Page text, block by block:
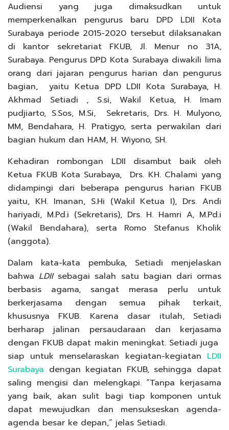
Audiensi yang juga dimaksudkan untuk
memperkenalkan pengurus baru DPD LDII Kota
Surabaya periode 2015-2020 tersebut dilaksanakan
di kantor sekretariat FKUB, Jl. Menur no 31A,
Surabaya. Pengurus DPD Kota Surabaya diwakili lima
orang dari jajaran pengurus harian dan pengurus
bagian, yaitu Ketua DPD LDII Kota Surabaya, H.
Akhmad Setiadi , S.si, Wakil Ketua, H. Imam
pudjiarto, S.Sos, M.Si, Sekretaris, Drs. H. Mulyono,
MM, Bendahara, H. Pratigyo, serta perwakilan dari
bagian hukum dan HAM, H. Wiyono, SH.
Kehadiran rombongan LDII disambut baik oleh
Ketua FKUB Kota Surabaya, Drs. KH. Chalami yang
didampingi dari beberapa pengurus harian FKUB
yaitu, KH. Imanan, S.Hi (Wakil Ketua I), Drs. Andi
hariyadi, M.Pd.i (Sekretaris), Drs. H. Hamri A, M.Pd.i
(Wakil Bendahara), serta Romo Stefanus Kholik
(anggota).
Dalam kata-kata pembuka, Setiadi menjelaskan
bahwa LDIIsebagai salah satu bagian dari ormas
berbasis agama, sangat merasa perlu untuk
berkerjasama dengan semua pihak terkait,
khususnya FKUB. Karena dasar itulah, Setiadi
berharap jalinan persaudaraan dan kerjasama
dengan FKUB dapat makin meningkat. Setiadi juga
siap untuk menselaraskan kegiatan-kegiatan LDII
Surabaya dengan kegiatan FKUB, sehingga dapat
saling mengisi dan melengkapi. “Tanpa kerjasama
yang baik, akan sulit bagi tiap komponen untuk
dapat mewujudkan dan mensukseskan agenda-
agenda besar ke depan,” jelas Setiadi.